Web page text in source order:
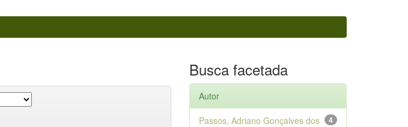
Busca facetada
Autor
4
Passos, Adriano Gonçalves dos